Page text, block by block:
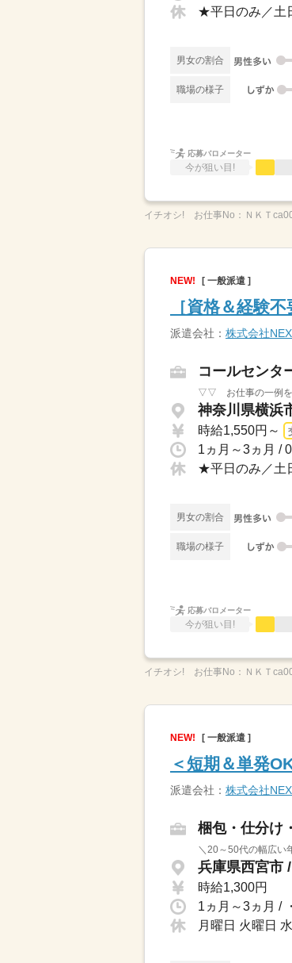
男女の割合
職場の様子
応募バロメーター
今が狙い目!
イチオシ! お仕事No： ＮＫＴ
NEW! [ 一般派遣 ]
［資格＆経験
派遣会社： 株式会社
コールセンタ
▽▽ お仕事の一例を
神奈川県横浜
時給1,550円～
男女の割合
職場の様子
応募バロメーター
今が狙い目!
イチオシ! お仕事No： ＮＫＴ
NEW! [ 一般派遣 ]
＜短期＆単発
派遣会社： 株式会社
梱包・仕分け
＼20～50代の幅広い
兵庫県西宮市
時給1,300円
月曜日 火曜日